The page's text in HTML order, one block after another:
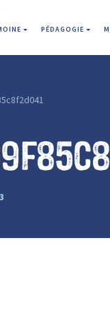
PÉDAGOGIE